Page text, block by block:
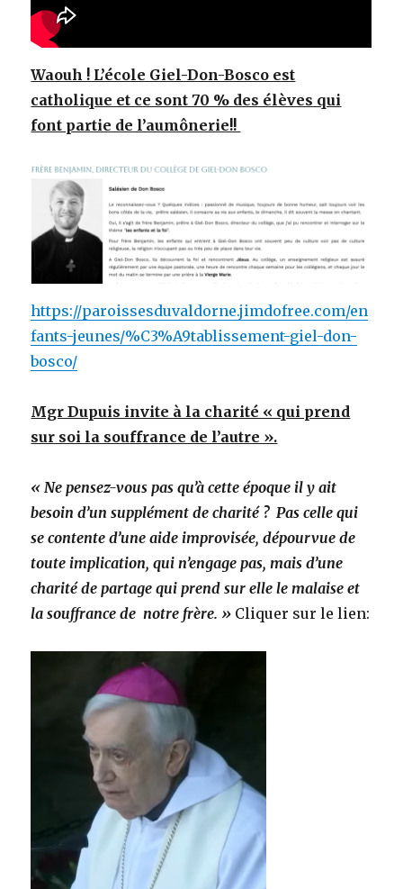
Waouh ! L’école Giel-Don-Bosco est
catholique et ce sont 70 % des élèves qui
font partie de l’aumônerie!!
https://paroissesduvaldorne.jimdofree.com/en
fants-jeunes/%C3%A9tablissement-giel-don-
bosco/
Mgr Dupuis invite à la charité « qui prend
sur soi la souffrance de l’autre ».
« Ne pensez-vous pas qu’à cette époque il y ait
besoin d’un supplément de charité ? Pas celle qui
se contente d’une aide improvisée, dépourvue de
toute implication, qui n’engage pas, mais d’une
charité de partage qui prend sur elle le malaise et
la souffrance de notre frère. » Cliquer sur le lien: